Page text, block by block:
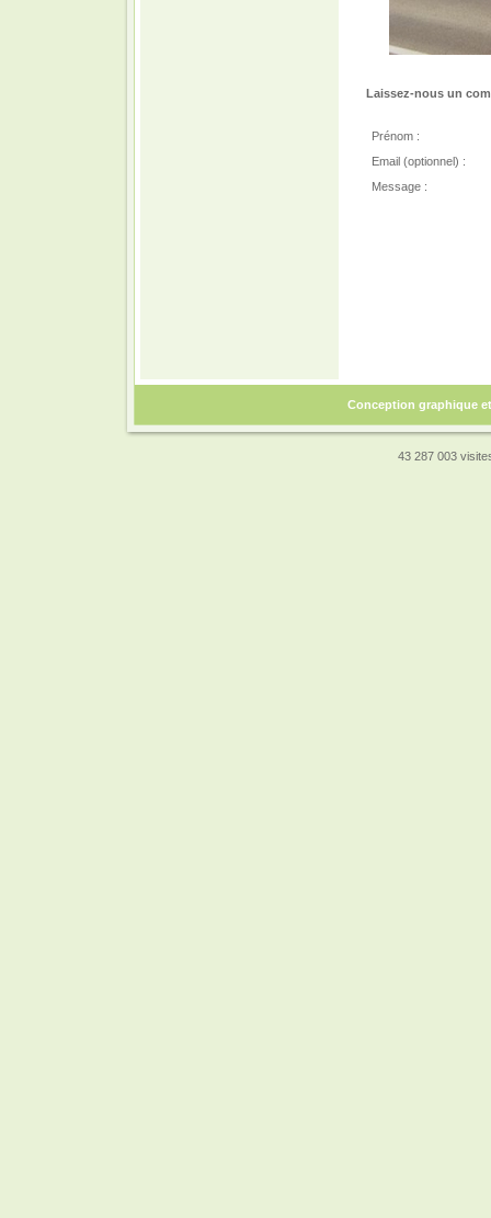
Laissez-nous un
Prénom :
Email (optionnel) :
Message :
Conception graphique
43 287 003